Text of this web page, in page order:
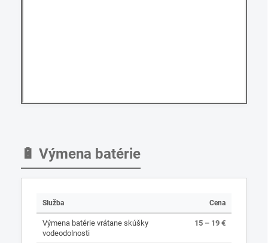
🔋 Výmena batérie
Služba Cena
Výmena batérie vrátane skúšky
vodeodolnosti
15 – 19 €